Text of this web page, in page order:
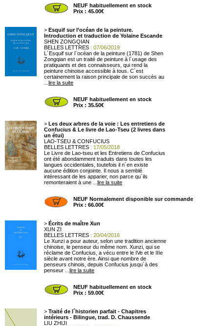
NEUF habituellement en stock
Prix : 45.00€
> Esquif sur l’océan de la peinture.
Introduction et traduction de Yolaine Escande
SHEN ZONGQIAN
BELLES LETTRES : 07/06/2019
L´Esquif sur l´océan de la peinture (1781) de Shen
Zongqian est un traité de peinture à l´usage des
pratiquants et des connaisseurs, qui rend la
peinture chinoise accessible à tous. C´est
certainement la raison principale de son succès au
lire la suite
NEUF habituellement en stock
Prix : 35.50€
> Les deux arbres de la voie : Les entretiens de
Confucius & Le livre de Lao-Tseu (2 livres dans
un étui)
LAO-TSEU & CONFUCIUS
BELLES LETTRES : 17/05/2018
Le Livre de Lao-tseu et les Entretiens de Confucius
ont été abondamment traduits dans toutes les
langues occidentales, toutefois il n´en existe
aucune édition conjointe. Il nous a semblé
intéressant de les apparier, non parce qu´ils
remonteraient à une ... lire la suite
NEUF Normalement disponible sur commande
Prix : 66.00€
> Écrits de maître Xun
XUN ZI
BELLES LETTRES : 20/04/2016
Le Xunzi a pour auteur, selon une tradition ancienne
chinoise, le penseur du même nom. Xunzi, qui se
réclame de Confucius, a vécu entre le IVe et le IIIe
siècle avant notre ère. Ainsi que nombre de
penseurs chinois, depuis Confucius jusqu´à des
penseur ... lire la suite
NEUF habituellement en stock
Prix : 59.00€
> Traité de l´historien parfait - Chapitres
intérieurs - Bilingue, trad. D. Chaussende
LIU ZHIJI